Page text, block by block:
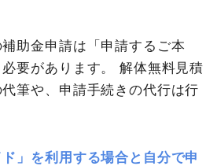
助金申請は「申請するご本
要があります。 解体無料見積
筆や、申請手続きの代行は行
ド」を利用する場合と自分で申